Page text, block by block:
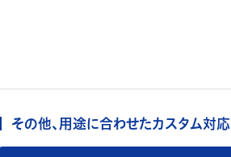
その他、用途に合わせたカスタム対応